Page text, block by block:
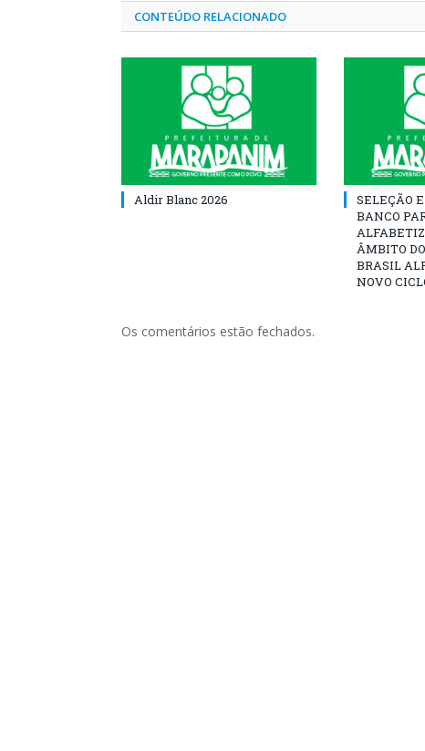
CONTEÚDO RELACIONADO
Aldir Blanc 2026
SELEÇÃO
BANCO
ÂMBITO
BRASIL
NOVO
Os comentários estão fechados.